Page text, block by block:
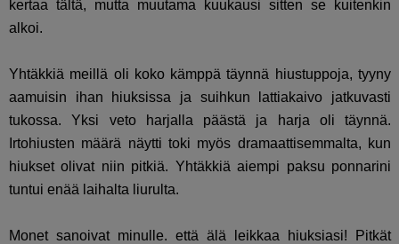
kertaa tältä, mutta muutama kuukausi sitten se kuitenkin
alkoi.
Yhtäkkiä meillä oli koko kämppä täynnä hiustuppoja, tyyny
aamuisin ihan hiuksissa ja suihkun lattiakaivo jatkuvasti
tukossa. Yksi veto harjalla päästä ja harja oli täynnä.
Irtohiusten määrä näytti toki myös dramaattisemmalta, kun
hiukset olivat niin pitkiä. Yhtäkkiä aiempi paksu ponnarini
tuntui enää laihalta liurulta.
Monet sanoivat minulle. että älä leikkaa hiuksiasi! Pitkät